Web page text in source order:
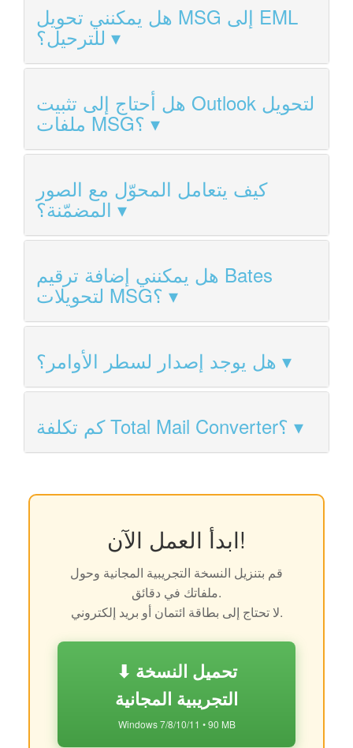
هل يمكنني تحويل MSG إلى EML
للترحيل؟
هل أحتاج إلى تثبيت Outlook لتحويل
ملفات MSG؟
كيف يتعامل المحوّل مع الصور
المضمّنة؟
هل يمكنني إضافة ترقيم Bates
لتحويلات MSG؟
هل يوجد إصدار لسطر الأوامر؟
كم تكلفة Total Mail Converter؟
ابدأ العمل الآن!
قم بتنزيل النسخة التجريبية المجانية وحول
ملفاتك في دقائق.
لا تحتاج إلى بطاقة ائتمان أو بريد إلكتروني.
⬇ تحميل النسخة
التجريبية المجانية
Windows 7/8/10/11 • 90 MB